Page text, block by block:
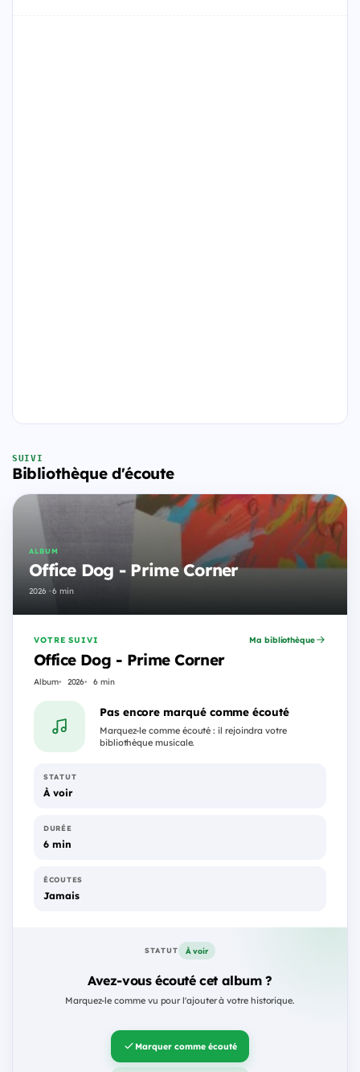
SUIVI
Bibliothèque d'écoute
ALBUM
Office Dog - Prime Corner
2026 · 6 min
VOTRE SUIVI
Office Dog - Prime Corner
Album 2026 6 min
Ma bibliothèque
Pas encore marqué comme écouté
Marquez-le comme écouté : il rejoindra votre
bibliothèque musicale.
STATUT
À voir
DURÉE
6 min
ÉCOUTES
Jamais
STATUT À voir
Avez-vous écouté cet album ?
Marquez-le comme vu pour l'ajouter à votre historique.
Marquer comme écouté